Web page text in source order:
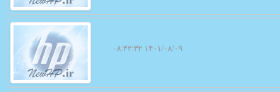
۱۴۰۱/۰۸/۰۹ ۰۸:۴۲:۳۲